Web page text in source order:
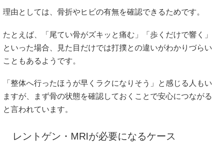
理由としては、骨折やヒビの有無を確認できるためです。
たとえば、「尾てい骨がズキッと痛む」「歩くだけで響く」
といった場合、見た目だけでは打撲との違いがわかりづらい
こともあるようです。
「整体へ行ったほうが早くラクになりそう」と感じる人もい
ますが、まず骨の状態を確認しておくことで安心につながる
と言われています。
レントゲン・MRIが必要になるケース